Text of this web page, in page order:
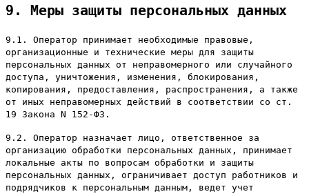
9. Меры защиты персональных данных
9.1. Оператор принимает необходимые правовые,
организационные и технические меры для защиты
персональных данных от неправомерного или случайного
доступа, уничтожения, изменения, блокирования,
копирования, предоставления, распространения, а также
от иных неправомерных действий в соответствии со ст.
19 Закона N 152-ФЗ.
9.2. Оператор назначает лицо, ответственное за
организацию обработки персональных данных, принимает
локальные акты по вопросам обработки и защиты
персональных данных, ограничивает доступ работников и
подрядчиков к персональным данным, ведет учет